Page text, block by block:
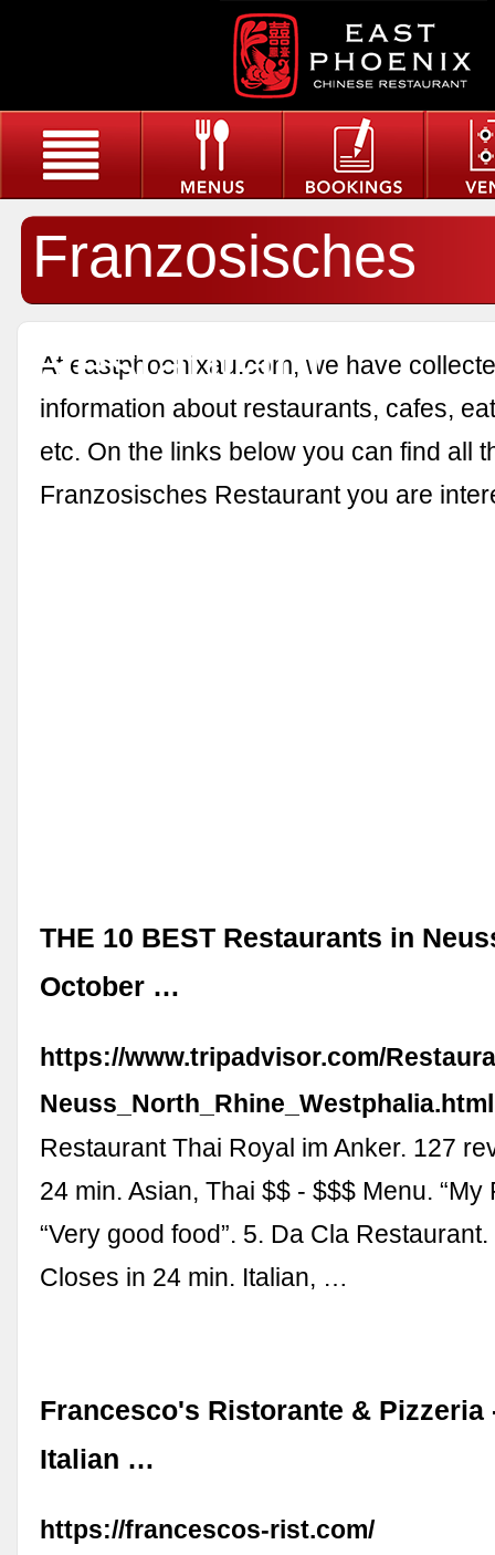
Franzosisches
Restaurant
At eastphoenixau.com, we have
information about restaurants, cafes,
etc. On the links below you can find all
Franzosisches Restaurant you are
THE 10 BEST Restaurants in
October …
https://www.tripadvisor.com/
Neuss_North_Rhine_Westphalia.html
Restaurant Thai Royal im Anker. 127
24 min. Asian, Thai $$ - $$$ Menu. “My
“Very good food”. 5. Da Cla
Closes in 24 min. Italian, …
Francesco's Ristorante & Pizzeria
Italian …
https://francescos-rist.com/